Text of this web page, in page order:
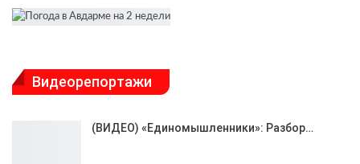
Видеорепортажи
(ВИДЕО) «Единомышленники»: Разбор…